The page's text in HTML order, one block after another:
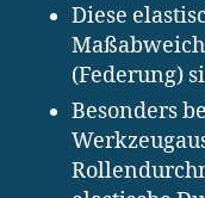
Diese
(Federung)
Besonders